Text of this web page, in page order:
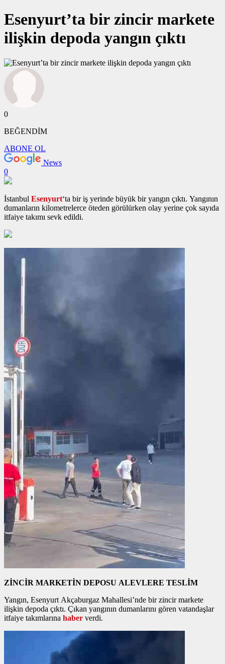
Esenyurt’ta bir zincir markete
ilişkin depoda yangın çıktı
0
BEĞENDİM
ABONE OL
News
0
İstanbul Esenyurt‘ta bir iş yerinde büyük bir yangın çıktı. Yangının
dumanların kilometrelerce öteden görülürken olay yerine çok sayıda
itfaiye takımı sevk edildi.
ZİNCİR MARKETİN DEPOSU ALEVLERE TESLİM
Yangın, Esenyurt Akçaburgaz Mahallesi’nde bir zincir markete
ilişkin depoda çıktı. Çıkan yangının dumanlarını gören vatandaşlar
itfaiye takımlarına haber verdi.